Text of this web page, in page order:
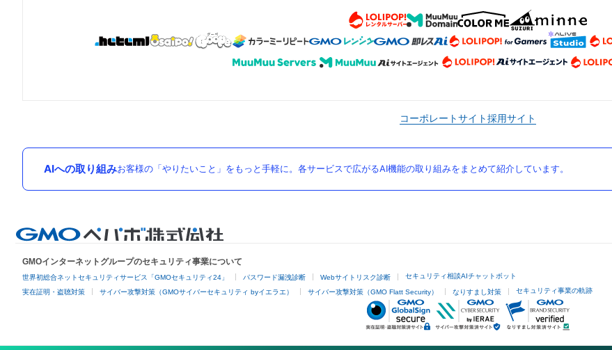
コーポレートサイト採用サイト
AIへの取り組みお客様の「やりたいこと」をもっと手軽に。各サービスで広がるAI機能の取り組みをまとめて紹介しています。
GMOインターネットグループのセキュリティ事業について
世界初総合ネットセキュリティサービス「GMOセキュリティ24」 パスワード漏洩診断 Webサイトリスク診断 セキュリティ相談AIチャットボット
実在証明・盗聴対策 サイバー攻撃対策（GMOサイバーセキュリティ byイエラエ） サイバー攻撃対策（GMO Flatt Security） なりすまし対策 セキュリティ事業の軌跡